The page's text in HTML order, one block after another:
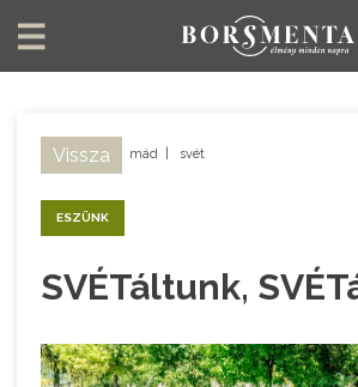
Vissza mád svét
ESZÜNK
SVÉTáltunk,